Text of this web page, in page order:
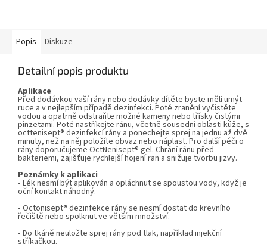
Popis Diskuze
Detailní popis produktu
Aplikace
Před dodávkou vaší rány nebo dodávky dítěte byste měli umýt
ruce a v nejlepším případě dezinfekci. Poté zranění vyčistěte
vodou a opatrně odstraňte možné kameny nebo třísky čistými
pinzetami. Poté nastříkejte ránu, včetně sousední oblasti kůže, s
octtenisept® dezinfekcí rány a ponechejte sprej na jednu až dvě
minuty, než na něj položíte obvaz nebo náplast. Pro další péči o
rány doporučujeme OctNenisept® gel. Chrání ránu před
bakteriemi, zajišťuje rychlejší hojení ran a snižuje tvorbu jizvy.
Poznámky k aplikaci
• Lék nesmí být aplikován a opláchnut se spoustou vody, když je
oční kontakt náhodný.
• Octonisept® dezinfekce rány se nesmí dostat do krevního
řečiště nebo spolknut ve větším množství.
• Do tkáně neuložte sprej rány pod tlak, například injekční
stříkačkou.